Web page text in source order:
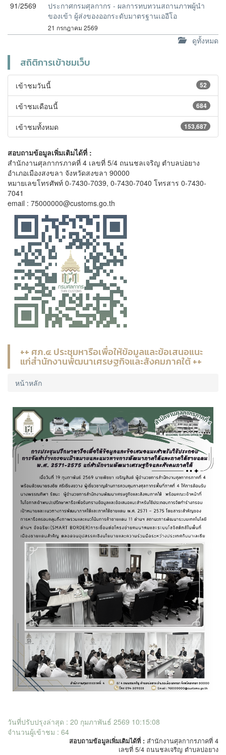
91/2569
ประกาศกรมศุลกากร - ผลการทบทวนสถานภาพผู้นำ
ของเข้า ผู้ส่งของออกระดับมาตรฐานเออีโอ
21 กรกฎาคม 2569
ดูทั้งหมด
สถิติการเข้าชมเว็บ
52
เข้าชมวันนี้
684
เข้าชมเดือนนี้
153,687
เข้าชมทั้งหมด
สอบถามข้อมูลเพิ่มเติมได้ที่ :
สำนักงานศุลกากรภาคที่ 4 เลขที่ 5/4 ถนนชลเจริญ ตำบลบ่อยาง
อำเภอเมืองสงขลา จังหวัดสงขลา 90000
หมายเลขโทรศัพท์ 0-7430-7039, 0-7430-7040 โทรสาร 0-7430-
7041
email : 75000000@customs.go.th
++ ศภ.๔ ประชุมหารือเพื่อให้ข้อมูลและข้อเสนอแนะ
แก่สำนักงานพัฒนาเศรษฐกิจและสังคมภาคใต้ ++
หน้าหลัก
วันที่ปรับปรุงล่าสุด : 20 กุมภาพันธ์ 2569 10:15:08
จำนวนผู้เข้าชม : 64
สอบถามข้อมูลเพิ่มเติมได้ที่ : สำนักงานศุลกากรภาคที่ 4
เลขที่ 5/4 ถนนชลเจริญ ตำบลบ่อยาง